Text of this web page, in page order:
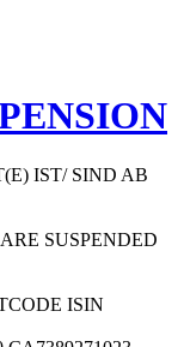
IST/ SIND AB
SUSPENDED
ISIN